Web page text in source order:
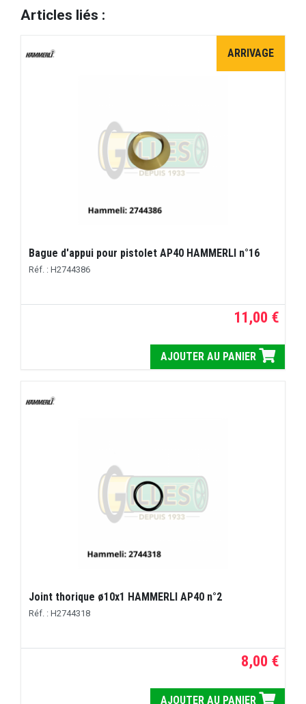
Articles liés :
ARRIVAGE
Bague d'appui pour pistolet AP40 HAMMERLI n°16
Réf. : H2744386
11,00 €
AJOUTER AU PANIER
Joint thorique ø10x1 HAMMERLI AP40 n°2
Réf. : H2744318
8,00 €
AJOUTER AU PANIER